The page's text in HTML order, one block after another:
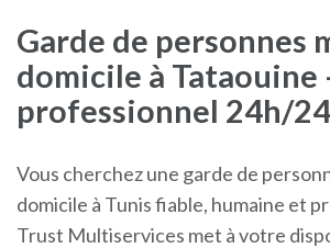
Garde de personnes
domicile à Tataouine
professionnel 24h/24
Vous cherchez une garde de
domicile à Tunis fiable, humaine et
Trust Multiservices met à votre